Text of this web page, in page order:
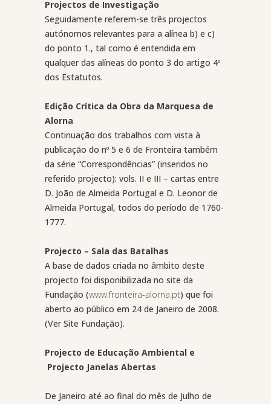
Projectos de Investigação
Seguidamente referem-se três projectos
autónomos relevantes para a alínea b) e c)
do ponto 1., tal como é entendida em
qualquer das alíneas do ponto 3 do artigo 4º
dos Estatutos.
Edição Crítica da Obra da Marquesa de
Alorna
Continuação dos trabalhos com vista à
publicação do nº 5 e 6 de Fronteira também
da série “Correspondências” (inseridos no
referido projecto): vols. II e III – cartas entre
D. João de Almeida Portugal e D. Leonor de
Almeida Portugal, todos do período de 1760-
1777.
Projecto – Sala das Batalhas
A base de dados criada no âmbito deste
projecto foi disponibilizada no site da
Fundação (www.fronteira-alorna.pt) que foi
aberto ao público em 24 de Janeiro de 2008.
(Ver Site Fundação).
Projecto de Educação Ambiental e
Projecto Janelas Abertas
De Janeiro até ao final do mês de Julho de